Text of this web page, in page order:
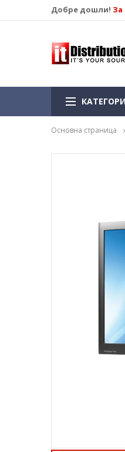
Добре дошли! За
Основна страница
изображенията